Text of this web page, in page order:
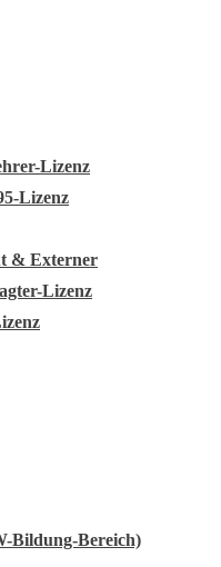
Lizenz
Lizenz
& Externer
Lizenz
Bildung-Bereich)